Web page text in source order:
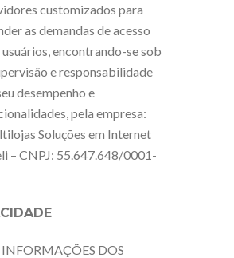
customizados para
as demandas de acesso
encontrando-se sob
e responsabilidade
desempenho e
pela empresa:
Soluções em Internet
– CNPJ: 55.647.648/0001-
INFORMAÇÕES DOS